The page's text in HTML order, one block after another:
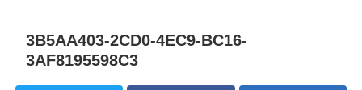
3B5AA403-2CD0-4EC9-BC16-
3AF8195598C3